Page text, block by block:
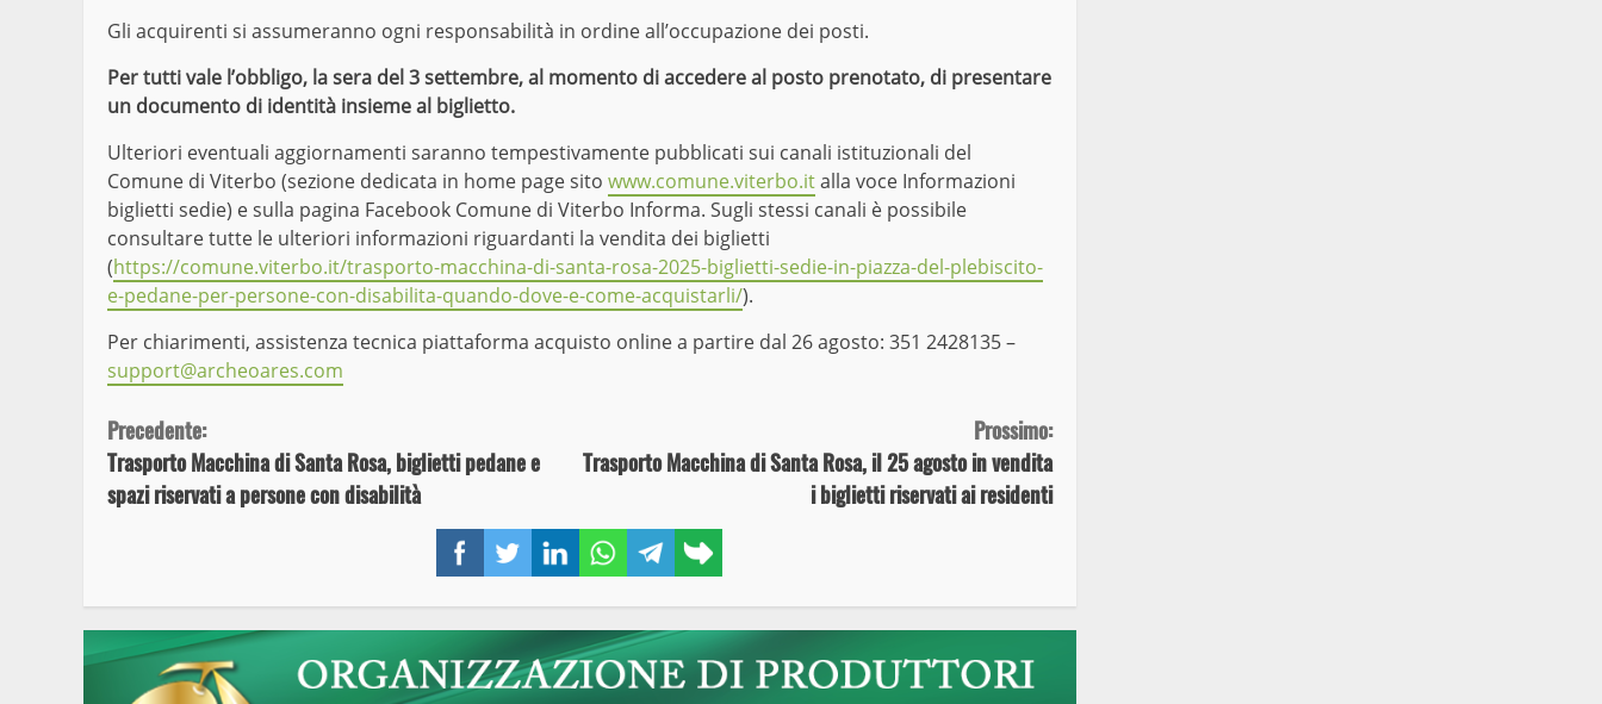
FacebookTwitterLinkedInWhatsAppTelegram
link
Gli acquirenti si assumeranno ogni responsabilità in ordine all’occupazione dei posti.
Per tutti vale l’obbligo, la sera del 3 settembre, al momento di accedere al posto prenotato, di presentare
un documento di identità insieme al biglietto.
Ulteriori eventuali aggiornamenti saranno tempestivamente pubblicati sui canali istituzionali del
Comune di Viterbo (sezione dedicata in home page sito www.comune.viterbo.italla voce Informazioni
biglietti sedie) e sulla pagina Facebook Comune di Viterbo Informa. Sugli stessi canali è possibile
consultare tutte le ulteriori informazioni riguardanti la vendita dei biglietti
(https://comune.viterbo.it/trasporto-macchina-di-santa-rosa-2025-biglietti-sedie-in-piazza-del-plebiscito-
e-pedane-per-persone-con-disabilita-quando-dove-e-come-acquistarli/).
Per chiarimenti, assistenza tecnica piattaforma acquisto online a partire dal 26 agosto: 351 2428135 –
support@archeoares.com
Continue
Reading
Precedente:
Trasporto Macchina di Santa Rosa, biglietti pedane e
spazi riservati a persone con disabilità
Prossimo:
Trasporto Macchina di Santa Rosa, il 25 agosto in vendita
i biglietti riservati ai residenti